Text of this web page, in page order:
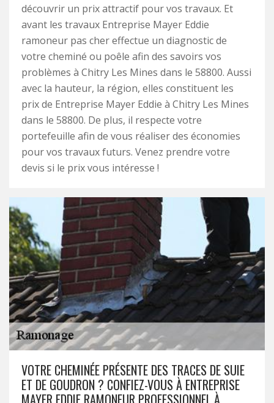
découvrir un prix attractif pour vos travaux. Et
avant les travaux Entreprise Mayer Eddie
ramoneur pas cher effectue un diagnostic de
votre cheminé ou poêle afin des savoirs vos
problèmes à Chitry Les Mines dans le 58800. Aussi
avec la hauteur, la région, elles constituent les
prix de Entreprise Mayer Eddie à Chitry Les Mines
dans le 58800. De plus, il respecte votre
portefeuille afin de vous réaliser des économies
pour vos travaux futurs. Venez prendre votre
devis si le prix vous intéresse !
VOTRE CHEMINÉE PRÉSENTE DES TRACES DE SUIE
ET DE GOUDRON ? CONFIEZ-VOUS À ENTREPRISE
MAYER EDDIE RAMONEUR PROFESSIONNEL À